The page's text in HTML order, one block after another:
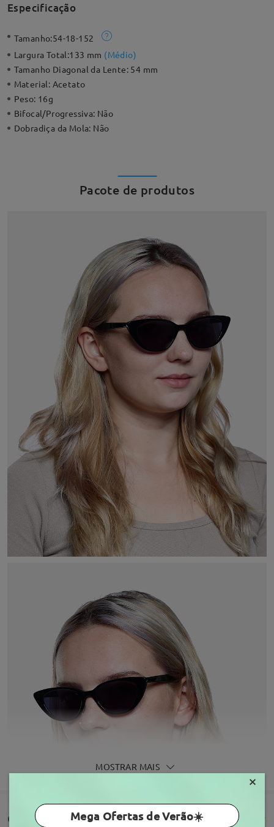
Especificação
Tamanho:54-18-152
Largura Total:133 mm (Médio)
Tamanho Diagonal da Lente: 54 mm
Material: Acetato
Peso: 16g
Bifocal/Progressiva: Não
Dobradiça da Mola: Não
Pacote de produtos
MOSTRAR MAIS
Comentários de clientes(87)
×
Mega Ofertas de Verão☀️